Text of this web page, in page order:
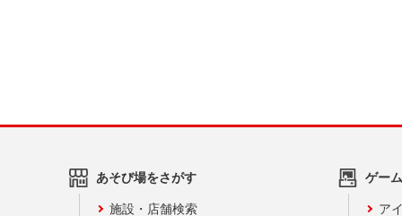
あそび場をさがす
施設・店舗検索
ゲー
ア